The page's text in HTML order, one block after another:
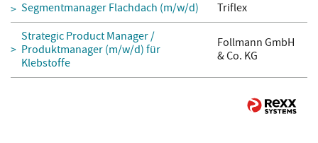
Segmentmanager Flachdach (m/w/d)
Triflex
Strategic Product Manager /
Produktmanager (m/w/d) für
Klebstoffe
Follmann GmbH
& Co. KG